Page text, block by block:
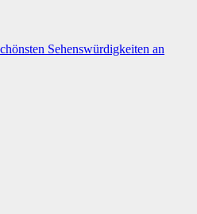
Sehenswürdigkeiten an